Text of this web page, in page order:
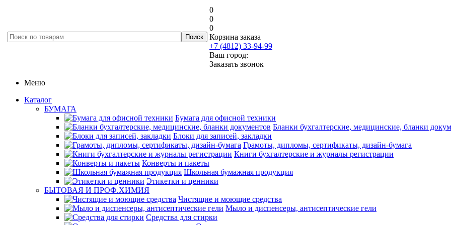
0
0
0
Корзина заказа
+7 (4812) 33-94-99
Ваш город:
Заказать звонок
Меню
Каталог
БУМАГА
Бумага для офисной техники
Бланки бухгалтерские, медицинские, бланки
Блоки для записей, закладки
Грамоты, дипломы, сертификаты, дизайн-бумага
Книги бухгалтерские и журналы регистрации
Конверты и пакеты
Школьная бумажная продукция
Этикетки и ценники
БЫТОВАЯ И ПРОФ.ХИМИЯ
Чистящие и моющие средства
Мыло и диспенсеры, антисептические гели
Средства для стирки